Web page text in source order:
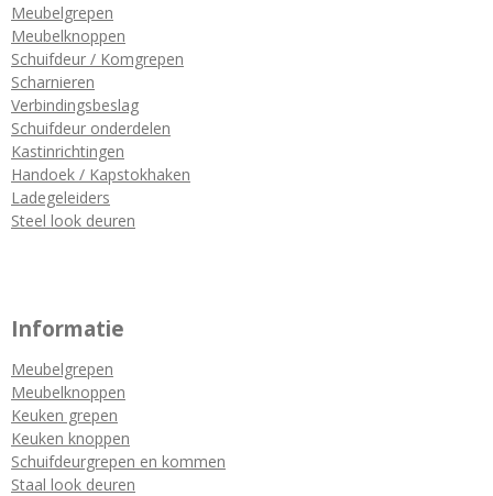
Meubelgrepen
Meubelknoppen
Schuifdeur / Komgrepen
Scharnieren
Verbindingsbeslag
Schuifdeur onderdelen
Kastinrichtingen
Handoek / Kapstokhaken
Ladegeleiders
Steel look deuren
Informatie
Meubelgrepen
Meubelknoppen
Keuken grepen
Keuken knoppen
Schuifdeurgrepen en kommen
Staal look deuren